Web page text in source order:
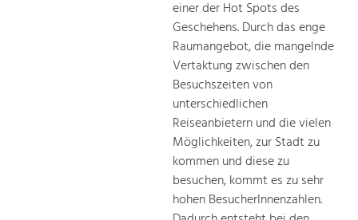
einer der Hot Spots des
Geschehens. Durch das enge
Raumangebot, die mangelnde
Vertaktung zwischen den
Besuchszeiten von
unterschiedlichen
Reiseanbietern und die vielen
Möglichkeiten, zur Stadt zu
kommen und diese zu
besuchen, kommt es zu sehr
hohen BesucherInnenzahlen.